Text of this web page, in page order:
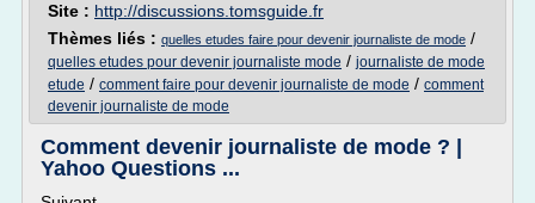
Site : http://discussions.tomsguide.fr
Thèmes liés : quelles etudes faire pour devenir journaliste de mode /
quelles etudes pour devenir journaliste mode / journaliste de mode
etude / comment faire pour devenir journaliste de mode / comment
devenir journaliste de mode
Comment devenir journaliste de mode ? |
Yahoo Questions ...